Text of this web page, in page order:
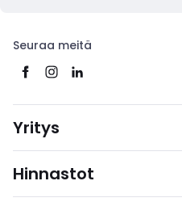
Seuraa meitä
Yritys
Hinnastot